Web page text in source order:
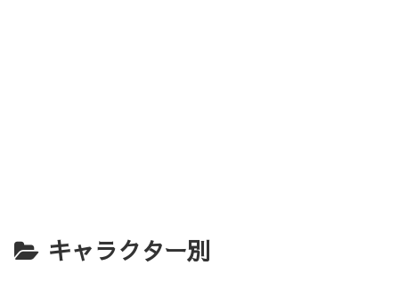
キャラクター別